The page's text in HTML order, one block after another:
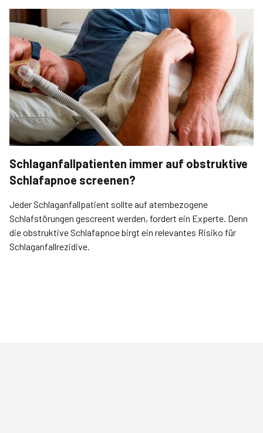
Schlaganfallpatienten immer auf obstruktive
Schlafapnoe screenen?
Jeder Schlaganfallpatient sollte auf atembezogene
Schlafstörungen gescreent werden, fordert ein Experte. Denn
die obstruktive Schlafapnoe birgt ein relevantes Risiko für
Schlaganfallrezidive.